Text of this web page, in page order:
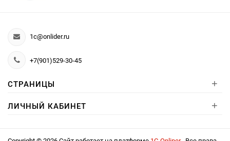
1c@onlider.ru
+7(901)529-30-45
СТРАНИЦЫ +
ЛИЧНЫЙ КАБИНЕТ +